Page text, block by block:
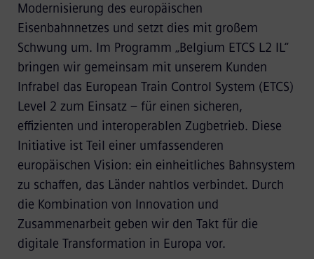
Modernisierung des europäischen
Eisenbahnnetzes und setzt dies mit großem
Schwung um. Im Programm „Belgium ETCS L2 IL“
bringen wir gemeinsam mit unserem Kunden
Infrabel das European Train Control System (ETCS)
Level 2 zum Einsatz – für einen sicheren,
effizienten und interoperablen Zugbetrieb. Diese
Initiative ist Teil einer umfassenderen
europäischen Vision: ein einheitliches Bahnsystem
zu schaffen, das Länder nahtlos verbindet. Durch
die Kombination von Innovation und
Zusammenarbeit geben wir den Takt für die
digitale Transformation in Europa vor.